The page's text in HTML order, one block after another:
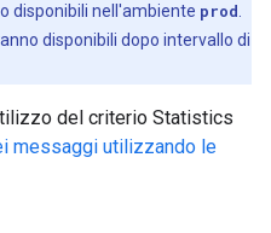
disponibili nell'ambiente prod
disponibili dopo intervallo di
del criterio Statistics
messaggi utilizzando le